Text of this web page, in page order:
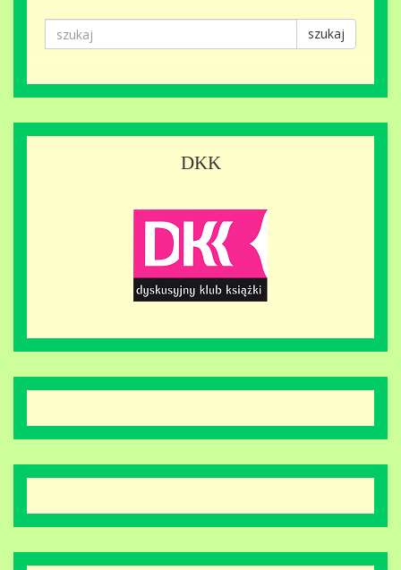
szukaj
DKK